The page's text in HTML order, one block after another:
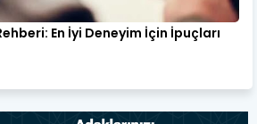
En İyi Deneyim İçin İpuçları